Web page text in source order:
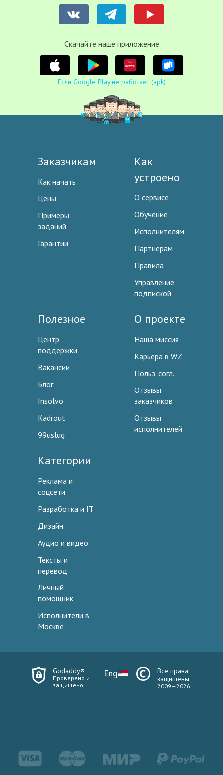
Cкачайте наше приложение
Если Google Play не работает (apk)
Заказчикам
Как начать
Цены
Примеры
заданий
Гарантии
Как
устроено
О сервисе
Обучение
Исполнителям
Партнерам
Правила
Управление
подпиской
Полезное
Центр
поддержки
Вакансии
Блог
Insolvo
Kadrout
99uslug
О проекте
Наша миссия
Карьера в WZ
Польз. согл.
Отзывы
заказчиков
Отзывы
исполнителей
Категории
Реклама и
соцсети
Разработка и IT
Дизайн
Аудио и видео
Тексты и
перевод
Личный
помощник
Исполнители в
Москве
Godaddy®
Проверено и
защищено
Eng
Все права
защищены
2009—2026